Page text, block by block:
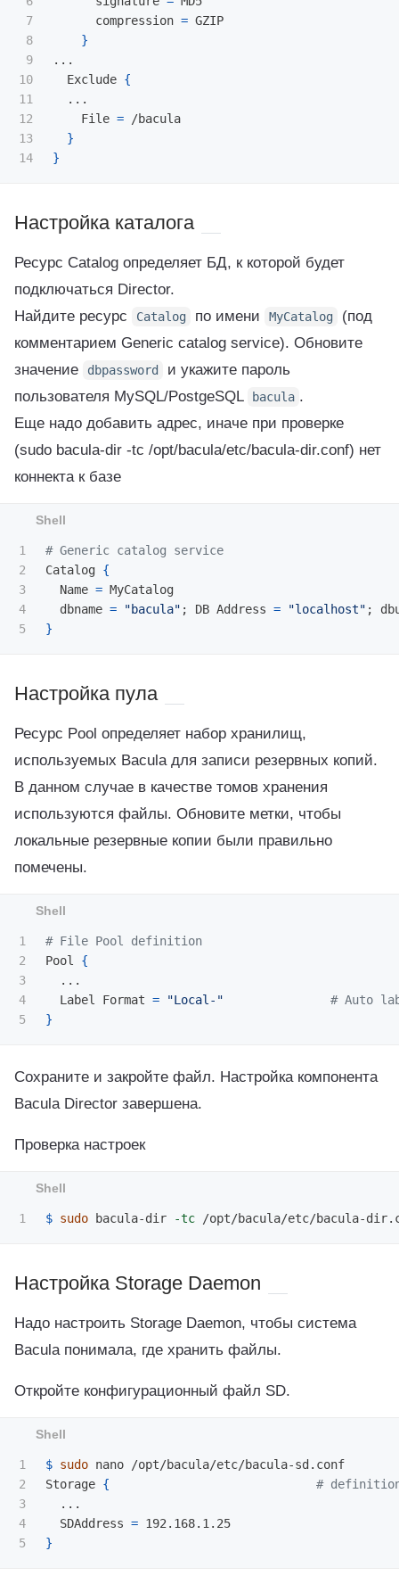
7
8
9
10
11
12
13
      compression
= GZIP
}
...
  Exclude
{
  ...
    File
= /bacula
}
}
Настройка каталога
Ресурс Catalog определяет БД, к которой будет
подключаться Director.
Найдите ресурс
Catalog по имени MyCatalog
(под
комментарием Generic catalog service). Обновите
значение
dbpassword
и укажите пароль
пользователя MySQL/PostgeSQL
bacula .
Еще надо добавить адрес, иначе при проверке
(sudo bacula-dir -tc /opt/bacula/etc/bacula-dir.conf) нет
коннекта к базе
1
2
3
4
# Generic catalog service
Catalog {
  Name
= MyCatalog
  dbname
= "bacula" ; DB Address = "localhost" ;
}
Настройка пула
Ресурс Pool определяет набор хранилищ,
используемых Bacula для записи резервных копий.
В данном случае в качестве томов хранения
используются файлы. Обновите метки, чтобы
локальные резервные копии были правильно
помечены.
1
2
3
4
# File Pool definition
Pool {
  ...
  Label Format
= "Local-"
# Auto
}
Сохраните и закройте файл. Настройка компонента
Bacula Director завершена.
Проверка настроек
$ sudo bacula-dir -tc
Настройка Storage Daemon
Надо настроить Storage Daemon, чтобы система
Bacula понимала, где хранить файлы.
Откройте конфигурационный файл SD.
1
2
3
4
$ sudo nano /opt/bacula/etc/bacula-sd.conf
Storage {
#
  ...
  SDAddress
=
}